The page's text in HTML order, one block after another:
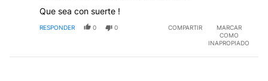
Que sea con suerte !
RESPONDER 0 0 COMPARTIR
MARCAR
COMO
INAPROPIADO